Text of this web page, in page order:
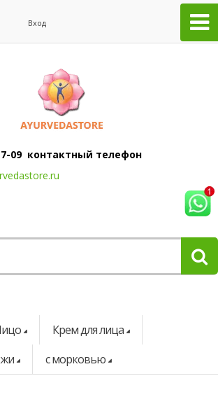
Вход
09 контактный телефон
Крем для лица
с морковью